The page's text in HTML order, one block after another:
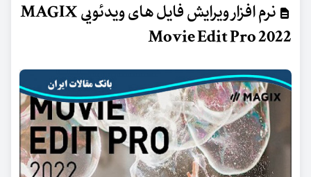
نرم افزار ویرایش فایل های ویدئویی MAGIX
Movie Edit Pro 2022